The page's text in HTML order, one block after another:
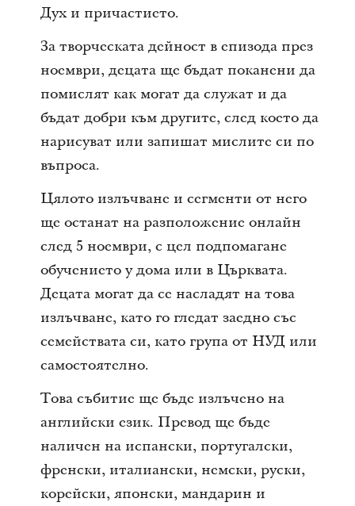
Дух и причастието.
За творческата дейност в епизода през
ноември, децата ще бъдат поканени да
помислят как могат да служат и да
бъдат добри към другите, след което да
нарисуват или запишат мислите си по
въпроса.
Цялото излъчване и сегменти от него
ще останат на разположение онлайн
след 5 ноември, с цел подпомагане
обучението у дома или в Църквата.
Децата могат да се насладят на това
излъчване, като го гледат заедно със
семействата си, като група от НУД или
самостоятелно.
Това събитие ще бъде излъчено на
английски език. Превод ще бъде
наличен на испански, португалски,
френски, италиански, немски, руски,
корейски, японски, мандарин и